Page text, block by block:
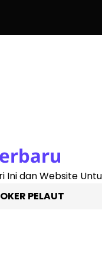
dan Website
PELAUT